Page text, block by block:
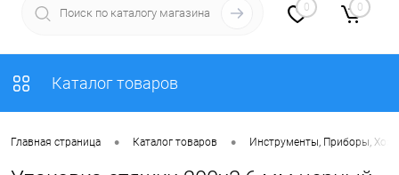
0 0
Каталог товаров
Главная страница • Каталог товаров • Инструменты, Приборы,